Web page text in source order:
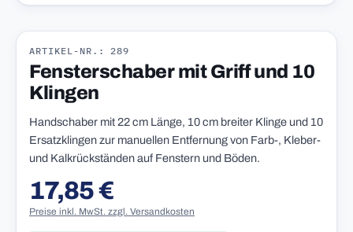
ARTIKEL-NR.: 289
Fensterschaber mit Griff und 10
Klingen
Handschaber mit 22 cm Länge, 10 cm breiter Klinge und 10
Ersatzklingen zur manuellen Entfernung von Farb-, Kleber-
und Kalkrückständen auf Fenstern und Böden.
Regulärer Preis:
17,85 €
Preise inkl. MwSt. zzgl. Versandkosten